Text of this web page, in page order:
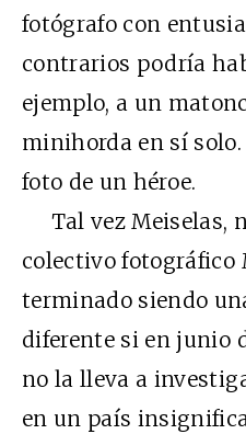
fotógrafo con
contrarios podría
ejemplo, a un
minihorda en sí
foto de un héroe.
Tal vez Meiselas,
colectivo fotográfico
terminado siendo
diferente si en junio
no la lleva a
en un país